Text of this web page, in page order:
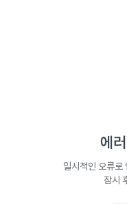
에
일시적인 오류로
잠시